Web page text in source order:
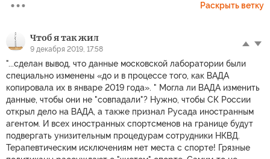
Раскрыть ветку
Чтоб я так жил
9 декабря 2019, 17:58
"...сделан вывод, что данные московской лаборатории были
специально изменены «до и в процессе того, как ВАДА
копировала их в январе 2019 года». " Могла ли ВАДА изменить
данные, чтобы они не "совпадали"? Нужно, чтобы СК России
открыл дело на ВАДА, а также признал Русада иностранным
агентом. И всех иностранных спортсменов на границе будут
подвергать унизительным процедурам сотрудники НКВД.
Терапевтическим исключениям нет места с спорте! Грязные